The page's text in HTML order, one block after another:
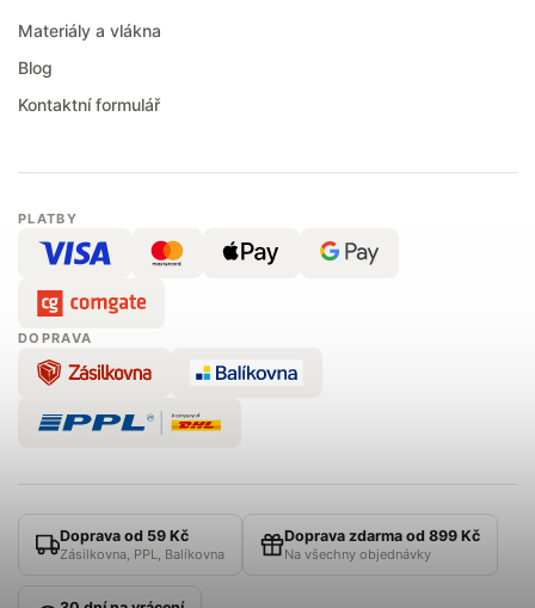
Materiály a vlákna
Blog
Kontaktní formulář
PLATBY
DOPRAVA
Doprava od 59 Kč
Zásilkovna, PPL, Balíkovna
Doprava zdarma od 899 Kč
Na všechny objednávky